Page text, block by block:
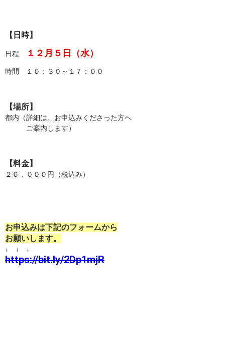
【日時】
日程 １２月５日（水）
時間 １０：３０～１７：００
【場所】
都内（詳細は、お申込みくださった方へ
ご案内します）
【料金】
２６，０００円（税込み）
お申込みは下記のフォームから
お願いします。
↓ ↓ ↓
https://bit.ly/2Dp1mjR